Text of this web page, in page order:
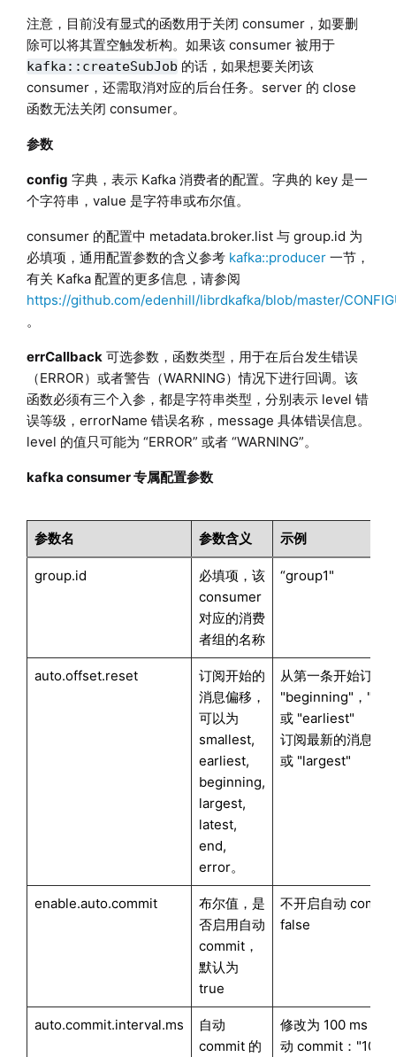
注意，目前没有显式的函数用于关闭 consumer，如要删
除可以将其置空触发析构。如果该 consumer 被用于
kafka::createSubJob的话，如果想要关闭该
consumer，还需取消对应的后台任务。server 的 close
函数无法关闭 consumer。
参数
config 字典，表示 Kafka 消费者的配置。字典的 key 是一
个字符串，value 是字符串或布尔值。
consumer 的配置中 metadata.broker.list 与 group.id 为
必填项，通用配置参数的含义参考 kafka::producer一节，
有关 Kafka 配置的更多信息，请参阅
https://github.com/edenhill/librdkafka/blob/master/
。
errCallback 可选参数，函数类型，用于在后台发生错误
（ERROR）或者警告（WARNING）情况下进行回调。该
函数必须有三个入参，都是字符串类型，分别表示 level 错
误等级，errorName 错误名称，message 具体错误信息。
level 的值只可能为 “ERROR” 或者 “WARNING”。
kafka consumer 专属配置参数
参数名 参数含义 示例
group.id
必填项，该
consumer
对应的消费
者组的名称
“group1"
auto.offset.reset
订阅开始的
消息偏移，
可以为
smallest,
earliest,
beginning,
largest,
latest,
end,
error。
从第一条开始订阅
"beginning"，
或 "earliest"
订阅最新的消息
或 "largest"
enable.auto.commit
布尔值，是
否启用自动
commit，
默认为
true
不开启自动
false
auto.commit.interval.ms
自动
commit 的
修改为 100 ms 就
动 commit："100"